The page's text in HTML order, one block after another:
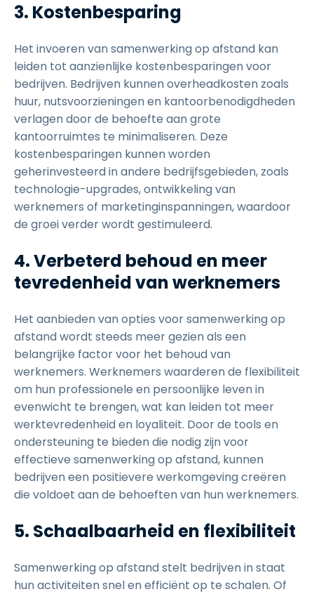
3. Kostenbesparing
Het invoeren van samenwerking op afstand kan
leiden tot aanzienlijke kostenbesparingen voor
bedrijven. Bedrijven kunnen overheadkosten zoals
huur, nutsvoorzieningen en kantoorbenodigdheden
verlagen door de behoefte aan grote
kantoorruimtes te minimaliseren. Deze
kostenbesparingen kunnen worden
geherinvesteerd in andere bedrijfsgebieden, zoals
technologie-upgrades, ontwikkeling van
werknemers of marketinginspanningen, waardoor
de groei verder wordt gestimuleerd.
4. Verbeterd behoud en meer
tevredenheid van werknemers
Het aanbieden van opties voor samenwerking op
afstand wordt steeds meer gezien als een
belangrijke factor voor het behoud van
werknemers. Werknemers waarderen de flexibiliteit
om hun professionele en persoonlijke leven in
evenwicht te brengen, wat kan leiden tot meer
werktevredenheid en loyaliteit. Door de tools en
ondersteuning te bieden die nodig zijn voor
effectieve samenwerking op afstand, kunnen
bedrijven een positievere werkomgeving creëren
die voldoet aan de behoeften van hun werknemers.
5. Schaalbaarheid en flexibiliteit
Samenwerking op afstand stelt bedrijven in staat
hun activiteiten snel en efficiënt op te schalen. Of